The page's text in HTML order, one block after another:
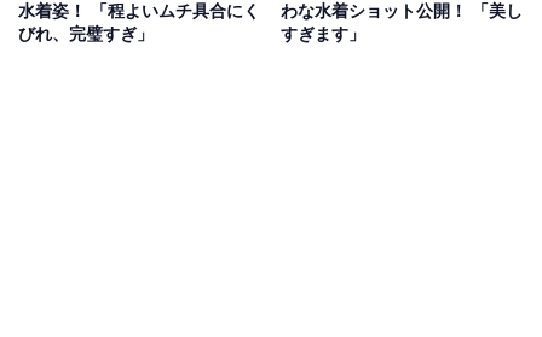
水着姿！ 「程よいムチ具合にく
びれ、完璧すぎ」
わな水着ショット公開！ 「美し
すぎます」